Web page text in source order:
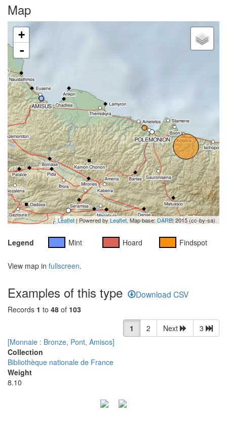
Map
+
-
Leaflet | Powered byLeaflet. Map base: DARE, 2015 (cc-by-sa).
Legend Mint Hoard Findspot
View map in fullscreen.
Examples of this type Download CSV
Records 1 to 48 of 103
1
2 Next
3
[Monnaie : Bronze, Pont, Amisos]
Collection
Bibliothèque nationale de France
Weight
8.10